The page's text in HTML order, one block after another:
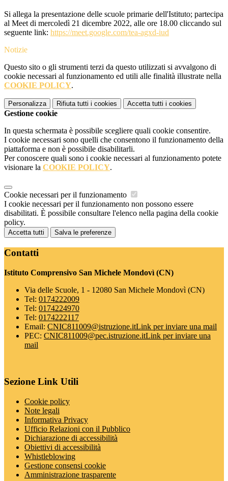
Si allega la presentazione delle scuole primarie dell'Istituto; partecipa
al Meet di mercoledì 21 dicembre 2022, alle ore 18.00 cliccando sul
seguente link: https://meet.google.com/tea-agxd-iud
Notizie
Questo sito o gli strumenti terzi da questo utilizzati si avvalgono di
cookie necessari al funzionamento ed utili alle finalità illustrate nella
COOKIE POLICY.
Personalizza Rifiuta tutti i cookies Accetta tutti i cookies
Gestione cookie
In questa schermata è possibile scegliere quali cookie consentire.
I cookie necessari sono quelli che consentono il funzionamento della
piattaforma e non è possibile disabilitarli.
Per conoscere quali sono i cookie necessari al funzionamento potete
visionare la COOKIE POLICY.
Cookie necessari per il funzionamento
I cookie necessari per il funzionamento non possono essere
disabilitati. È possibile consultare l'elenco nella pagina della cookie
policy.
Accetta tutti Salva le preferenze
Contatti
Istituto Comprensivo San Michele Mondovì (CN)
Via delle Scuole, 1 - 12080 San Michele Mondovì (CN)
Tel: 0174222009
Tel: 0174224970
Tel: 0174222117
Email: CNIC811009@istruzione.itLink per inviare una mail
PEC: CNIC811009@pec.istruzione.itLink per inviare una
mail
Sezione Link Utili
Cookie policy
Note legali
Informativa Privacy
Ufficio Relazioni con il Pubblico
Dichiarazione di accessibilità
Obiettivi di accessibilità
Whistleblowing
Gestione consensi cookie
Amministrazione trasparente